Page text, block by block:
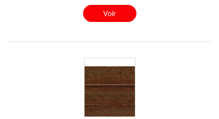
Voir